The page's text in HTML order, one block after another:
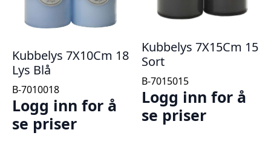
Kubbelys 7X10Cm 18
Lys Blå
B-7010018
Logg inn for å
se priser
Kubbelys 7X15Cm 15
Sort
B-7015015
Logg inn for å
se priser